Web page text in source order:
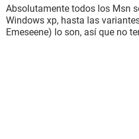
Absolutamente todos los Msn
Windows xp, hasta las
Emeseene) lo son, así que no